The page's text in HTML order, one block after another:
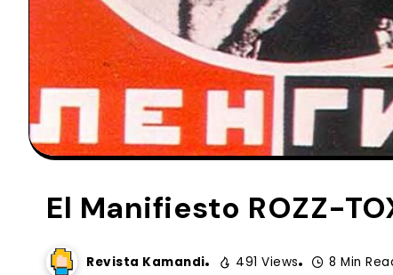
El Manifiesto ROZZ-
Revista Kamandi 491 Views 8 Min